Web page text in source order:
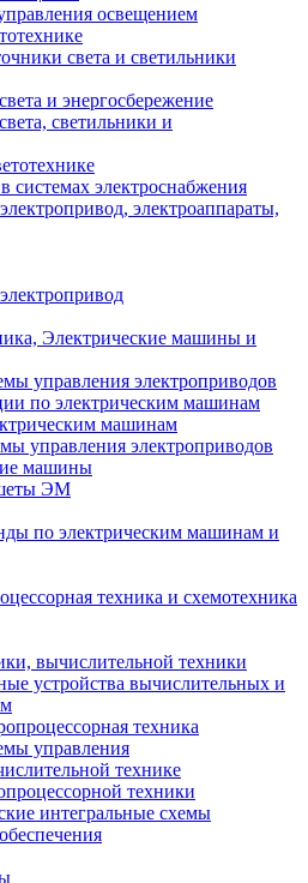
освещением
света и светильники
и энергосбережение
светильники и
системах электроснабжения
электроаппараты,
Электрические машины и
управления электроприводов
по электрическим машинам
машинам
управления электроприводов
машины
ЭМ
по электрическим машинам и
техника и схемотехника
вычислительной техники
устройства вычислительных и
техника
управления
технике
техники
интегральные схемы